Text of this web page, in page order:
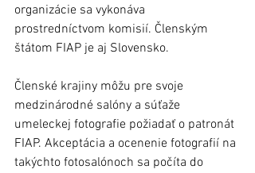
organizácie sa vykonáva
prostredníctvom komisií. Členským
štátom FIAP je aj Slovensko.
Členské krajiny môžu pre svoje
medzinárodné salóny a súťaže
umeleckej fotografie požiadať o patronát
FIAP. Akceptácia a ocenenie fotografií na
takýchto fotosalónoch sa počíta do